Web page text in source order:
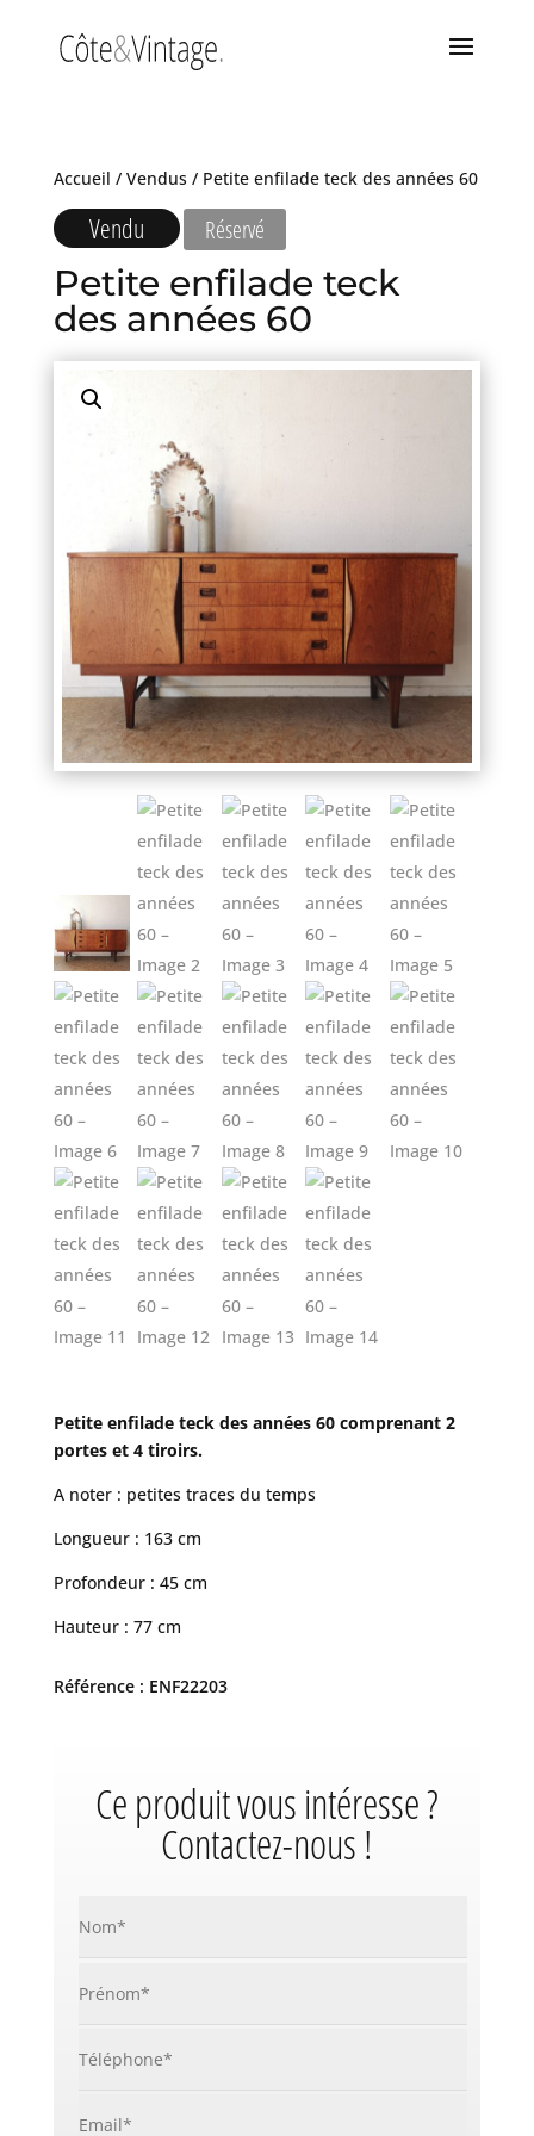
Accueil / Vendus/ Petite enfilade teck des années 60
Vendu Réservé
Petite enfilade teck
des années 60
Petite enfilade teck des années 60 comprenant 2
portes et 4 tiroirs.
A noter : petites traces du temps
Longueur : 163 cm
Profondeur : 45 cm
Hauteur : 77 cm
Référence : ENF22203
Ce produit vous intéresse ?
Contactez-nous !